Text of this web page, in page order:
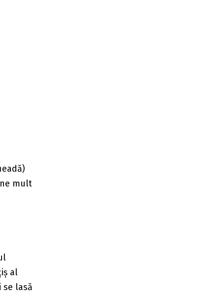
mult
al
se lasă